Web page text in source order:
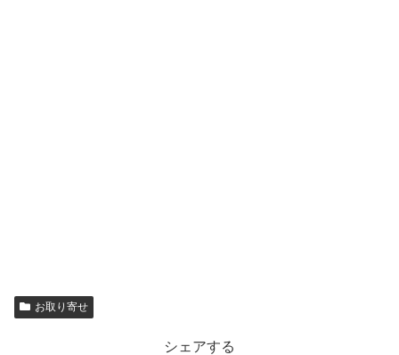
お取り寄せ
シェアする